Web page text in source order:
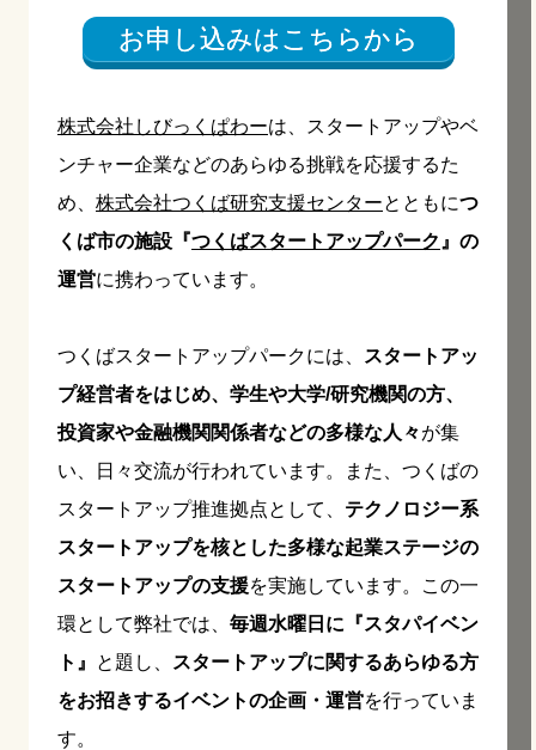
お申し込みはこちらから
株式会社しびっくぱわーは、スタートアップやベ
ンチャー企業などのあらゆる挑戦を応援するた
め、 株式会社つくば研究支援センターとともにつ
く ば市の施設『つくばスタートアップパーク 』の
運営に携わっています。
つくばスタートアップパークには、
スタートアッ
プ経営者をはじめ、学生や大学/研究機関の方、
投資家や金融機関関係者などの多様な人々が集
い、日々交流が行われています。また、つくばの
スタートアップ推進拠点として、 テクノロジー系
スタートアップを核とした多様な起業ステージの
スタートアップの支援を実施しています。この一
環として弊社では、 毎週水曜日に『スタパイベン
ト』
と題し、
スタートアップに関するあらゆる方
をお招きするイベントの企画・運営を行っていま
す。